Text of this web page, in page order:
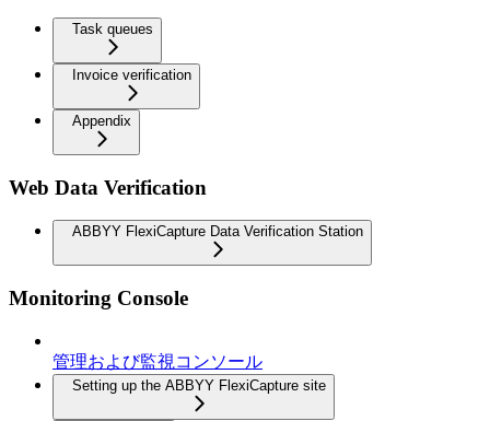
Task queues
Invoice verification
Appendix
Web Data Verification
ABBYY FlexiCapture Data Verification Station
Monitoring Console
管理および監視コンソール
Setting up the ABBYY FlexiCapture site